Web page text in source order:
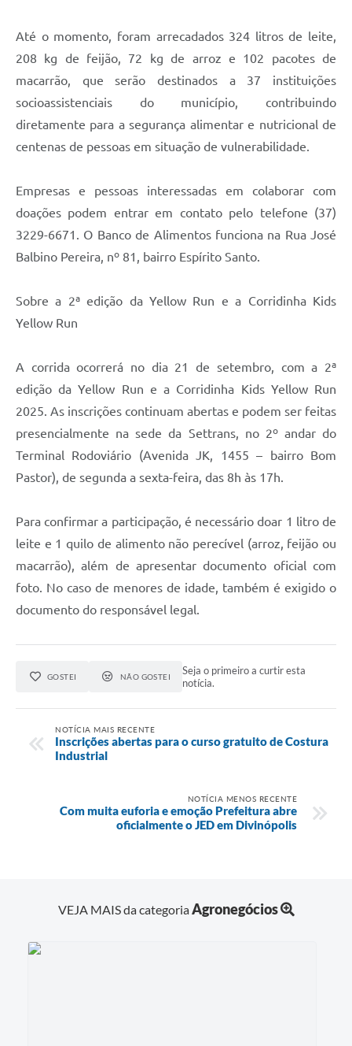
Até o momento, foram arrecadados 324 litros de leite,
208 kg de feijão, 72 kg de arroz e 102 pacotes de
macarrão, que serão destinados a 37 instituições
socioassistenciais do município, contribuindo
diretamente para a segurança alimentar e nutricional de
centenas de pessoas em situação de vulnerabilidade.
Empresas e pessoas interessadas em colaborar com
doações podem entrar em contato pelo telefone (37)
3229-6671. O Banco de Alimentos funciona na Rua José
Balbino Pereira, nº 81, bairro Espírito Santo.
Sobre a 2ª edição da Yellow Run e a Corridinha Kids
Yellow Run
A corrida ocorrerá no dia 21 de setembro, com a 2ª
edição da Yellow Run e a Corridinha Kids Yellow Run
2025. As inscrições continuam abertas e podem ser feitas
presencialmente na sede da Settrans, no 2º andar do
Terminal Rodoviário (Avenida JK, 1455 – bairro Bom
Pastor), de segunda a sexta-feira, das 8h às 17h.
Para confirmar a participação, é necessário doar 1 litro de
leite e 1 quilo de alimento não perecível (arroz, feijão ou
macarrão), além de apresentar documento oficial com
foto. No caso de menores de idade, também é exigido o
documento do responsável legal.
GOSTEI NÃO GOSTEI
Seja o primeiro a curtir esta
notícia.
NOTÍCIA MAIS RECENTE
Inscrições abertas para o curso gratuito de Costura
Industrial
NOTÍCIA MENOS RECENTE
Com muita euforia e emoção Prefeitura abre
oficialmente o JED em Divinópolis
VEJA MAIS da categoriaAgronegócios